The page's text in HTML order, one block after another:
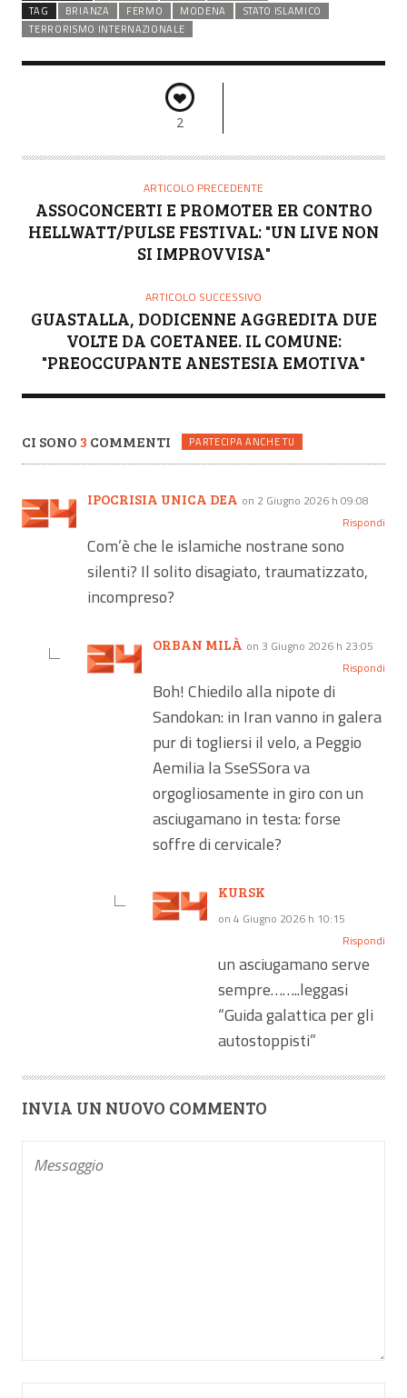
TAG
BRIANZA FERMO MODENA
STATO ISLAMICO
TERRORISMO INTERNAZIONALE
2
ARTICOLO PRECEDENTE
ASSOCONCERTI E PROMOTER ER CONTRO
HELLWATT/PULSE FESTIVAL: "UN LIVE NON
SI IMPROVVISA"
ARTICOLO SUCCESSIVO
GUASTALLA, DODICENNE AGGREDITA DUE
VOLTE DA COETANEE. IL COMUNE:
"PREOCCUPANTE ANESTESIA EMOTIVA"
CI SONO 3 COMMENTI PARTECIPA ANCHE TU
IPOCRISIA UNICA DEA on 2 Giugno 2026 h 09:08
Rispondi
Com’è che le islamiche nostrane sono
silenti? Il solito disagiato, traumatizzato,
incompreso?
ORBAN MILÀ on 3 Giugno 2026 h 23:05
Rispondi
Boh! Chiedilo alla nipote di
Sandokan: in Iran vanno in galera
pur di togliersi il velo, a Peggio
Aemilia la SseSSora va
orgogliosamente in giro con un
asciugamano in testa: forse
soffre di cervicale?
KURSK
on 4 Giugno 2026 h 10:15
Rispondi
un asciugamano serve
sempre……..leggasi
“Guida galattica per gli
autostoppisti”
INVIA UN NUOVO COMMENTO